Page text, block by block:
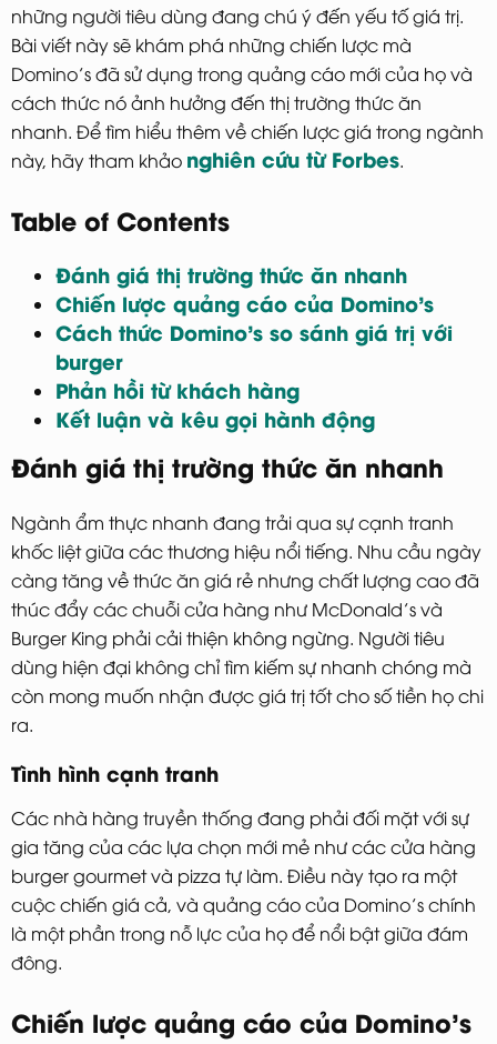
những người tiêu dùng đang chú ý đến yếu tố giá trị.
Bài viết này sẽ khám phá những chiến lược mà
Domino’s đã sử dụng trong quảng cáo mới của họ và
cách thức nó ảnh hưởng đến thị trường thức ăn
nhanh. Để tìm hiểu thêm về chiến lược giá trong ngành
này, hãy tham khảo nghiên cứu từ Forbes.
Table of Contents
Đánh giá thị trường thức ăn nhanh
Chiến lược quảng cáo của Domino’s
Cách thức Domino’s so sánh giá trị với
burger
Phản hồi từ khách hàng
Kết luận và kêu gọi hành động
Đánh giá thị trường thức ăn nhanh
Ngành ẩm thực nhanh đang trải qua sự cạnh tranh
khốc liệt giữa các thương hiệu nổi tiếng. Nhu cầu ngày
càng tăng về thức ăn giá rẻ nhưng chất lượng cao đã
thúc đẩy các chuỗi cửa hàng như McDonald’s và
Burger King phải cải thiện không ngừng. Người tiêu
dùng hiện đại không chỉ tìm kiếm sự nhanh chóng mà
còn mong muốn nhận được giá trị tốt cho số tiền họ chi
ra.
Tình hình cạnh tranh
Các nhà hàng truyền thống đang phải đối mặt với sự
gia tăng của các lựa chọn mới mẻ như các cửa hàng
burger gourmet và pizza tự làm. Điều này tạo ra một
cuộc chiến giá cả, và quảng cáo của Domino’s chính
là một phần trong nỗ lực của họ để nổi bật giữa đám
đông.
Chiến lược quảng cáo của Domino’s